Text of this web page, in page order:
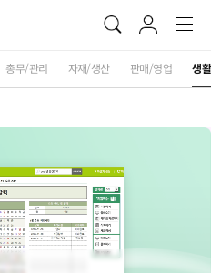
총무/관리 자재/생산 판매/영업 생